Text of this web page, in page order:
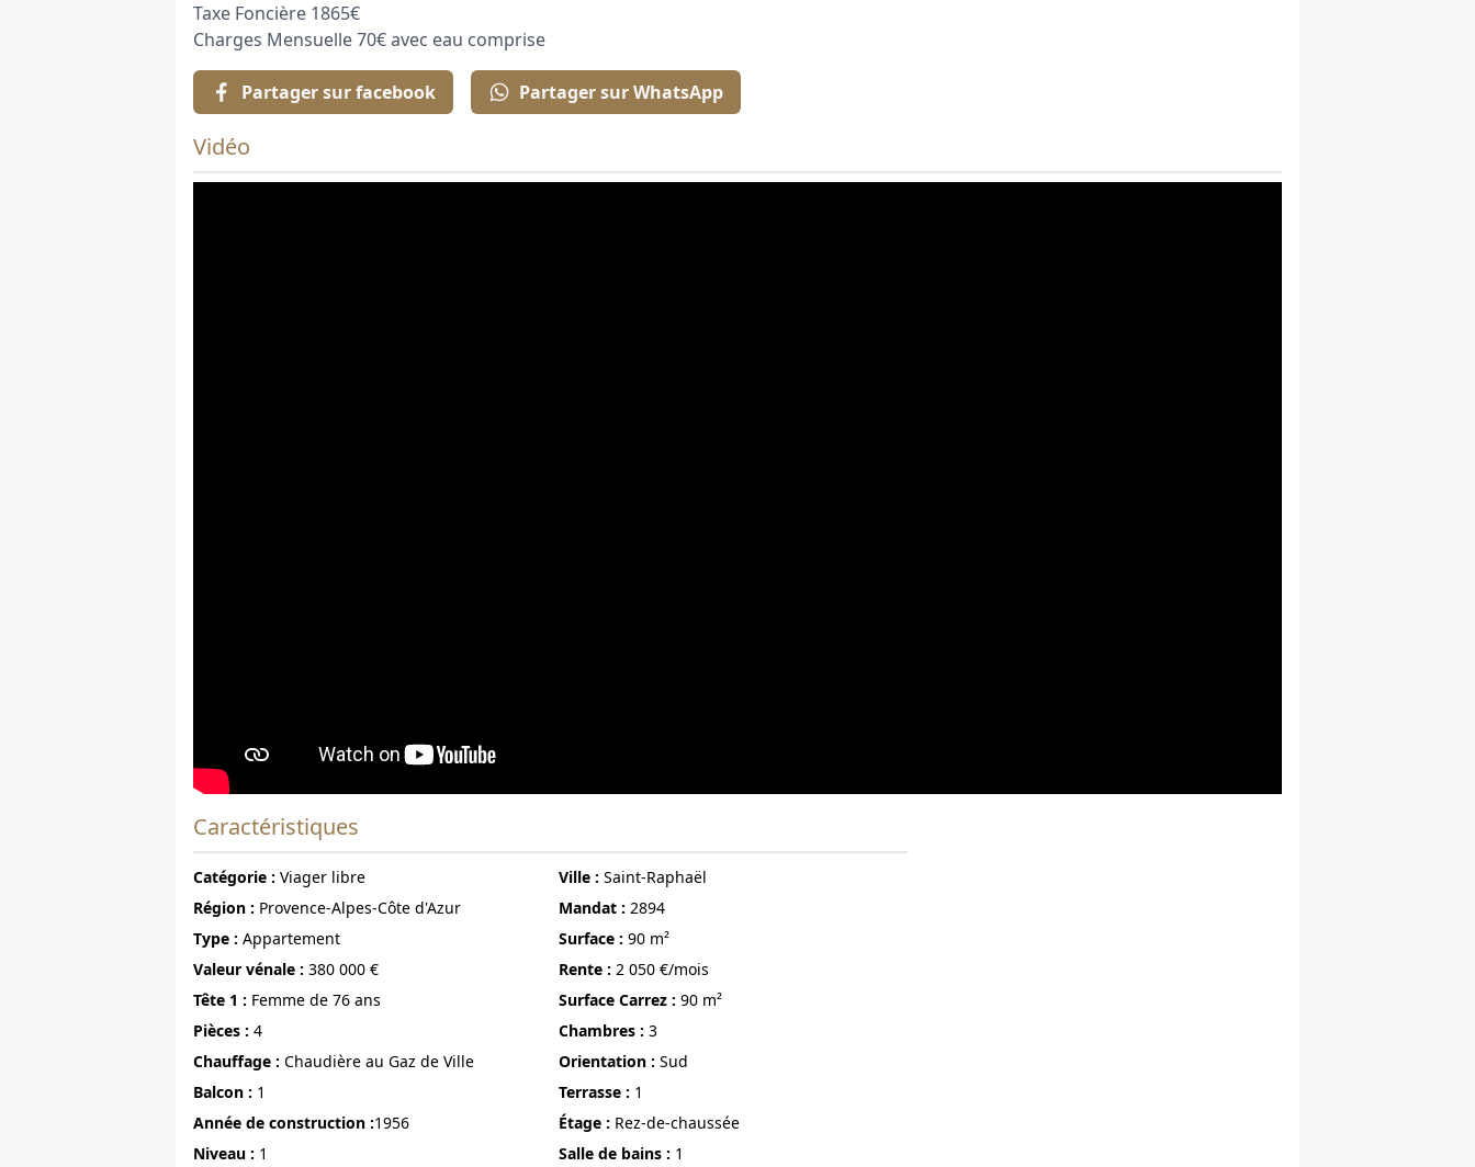
Taxe Foncière 1865€
Charges Mensuelle 70€ avec eau comprise
Partager sur facebook Partager sur WhatsApp
Vidéo
Caractéristiques
Catégorie : Viager libre ville : Saint-Raphaël
région : Provence-Alpes-Côte d'Azur Mandat : 2894
Type : Appartement surface : 90 m²
Valeur vénale : 380 000 € Rente : 2 050 €/mois
Tête 1 : Femme de 76 ans Surface Carrez : 90 m²
pièces : 4 chambres : 3
Chauffage : Chaudière au Gaz de Ville Orientation : Sud
Balcon : 1 terrasse : 1
année de construction :1956 étage : Rez-de-chaussée
niveau : 1 Salle de bains : 1